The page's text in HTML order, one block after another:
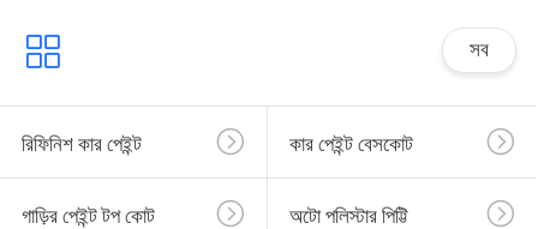
সব
রিফিনিশ কার পেইন্ট কার পেইন্ট বেসকোট
গাড়ির পেইন্ট টপ কোট অটো পলিস্টার পিট্টি